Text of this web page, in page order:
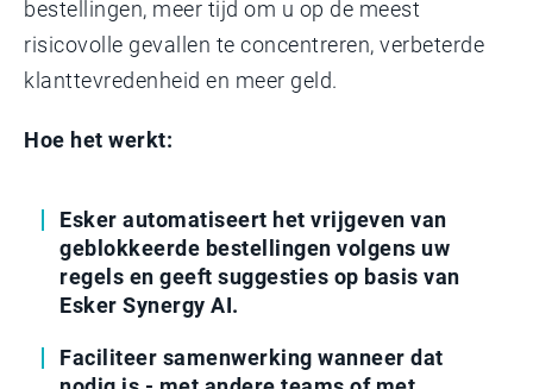
bestellingen, meer tijd om u op de meest
risicovolle gevallen te concentreren, verbeterde
klanttevredenheid en meer geld.
Hoe het werkt:
Esker automatiseert het vrijgeven van
geblokkeerde bestellingen volgens uw
regels en geeft suggesties op basis van
Esker Synergy AI.
Faciliteer samenwerking wanneer dat